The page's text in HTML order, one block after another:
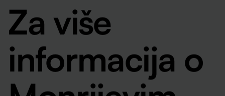
Za više
informacija o